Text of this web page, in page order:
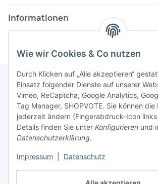
Wie wir Cookies & Co nutzen
Durch Klicken auf „Alle akzeptieren“
Einsatz folgender Dienste auf unserer
Vimeo, ReCaptcha, Google Analytics,
Tag Manager, SHOPVOTE. Sie können die
jederzeit ändern (Fingerabdruck-Icon
Details finden Sie unter Konfigurieren und
Datenschutzerklärung.
Impressum Datenschutz
Informationen
Newsletter
Bitte senden Sie mir
Datenschutzerklärungregelmäßig und
Informationen zu Ihrem